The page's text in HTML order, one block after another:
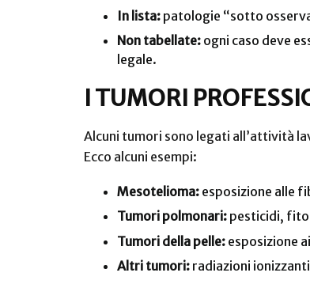
In lista:patologie “sotto
Non tabellate:ogni caso deve
legale.
I TUMORI
Alcuni tumori sono legati all’attività
Ecco alcuni esempi:
Mesotelioma:esposizione alle
Tumori polmonari:pesticidi,
Tumori della pelle:esposizione
Altri tumori:radiazioni